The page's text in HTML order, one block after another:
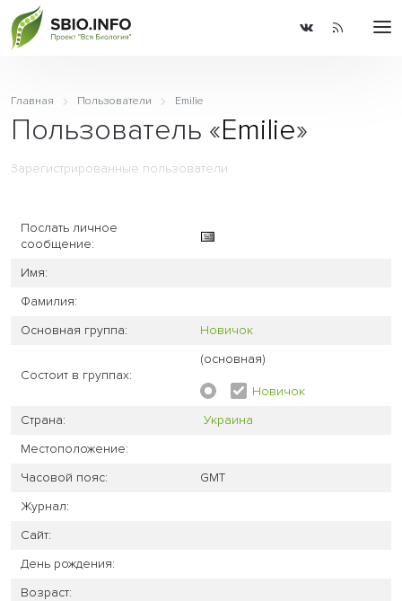
Главная Пользователи Emilie
Пользователь «Emilie»
Зарегистрированные пользователи
Послать личное
сообщение:
Имя:
Фамилия:
Основная группа:
Новичок
Состоит в группах:
(основная)
Новичок
Страна:
Украина
Местоположение:
Часовой пояс:
GMT
Журнал:
Сайт:
День рождения:
Возраст: